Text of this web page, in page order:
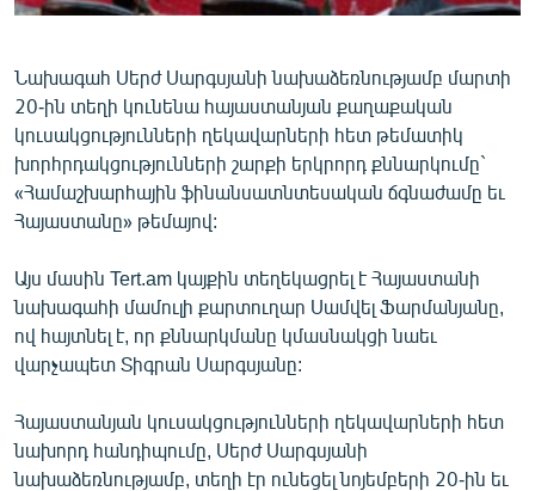
ԱՐԽԻՎ
ՏԵՍԱՆՅՈՒԹԵՐ
ԲԱՆԱՎԵՃ
ՁԳՏԵԼՈՎ ԼԱՎԱԳՈՒՅՆԻՆ
Հայերեն
English
ՀԵՏԵՎԵՔ ՄԵԶ
Նախագահ Սերժ Սարգսյանի նախաձեռնությամբ մարտի
20-ին տեղի կունենա հայաստանյան քաղաքական
կուսակցությունների ղեկավարների հետ թեմատիկ
խորհրդակցությունների շարքի երկրորդ քննարկումը`
«Համաշխարհային ֆինանսատնտեսական ճգնաժամը եւ
Հայաստանը» թեմայով:
Այս մասին Tert.am կայքին տեղեկացրել է Հայաստանի
նախագահի մամուլի քարտուղար Սամվել Ֆարմանյանը,
ով հայտնել է, որ քննարկմանը կմասնակցի նաեւ
վարչապետ Տիգրան Սարգսյանը:
Հայաստանյան կուսակցությունների ղեկավարների հետ
նախորդ հանդիպումը, Սերժ Սարգսյանի
նախաձեռնությամբ, տեղի էր ունեցել նոյեմբերի 20-ին եւ